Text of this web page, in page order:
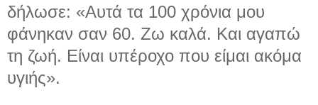
δήλωσε: «Αυτά τα 100 χρόνια μου
φάνηκαν σαν 60. Ζω καλά. Και αγαπώ
τη ζωή. Είναι υπέροχο που είμαι ακόμα
υγιής».